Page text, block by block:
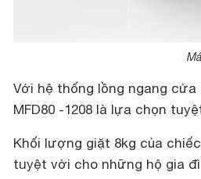
Với hệ thống lồng ngang
MFD80 -1208 là lựa chọn
Khối lượng giặt 8kg của
tuyệt vời cho những hộ gia